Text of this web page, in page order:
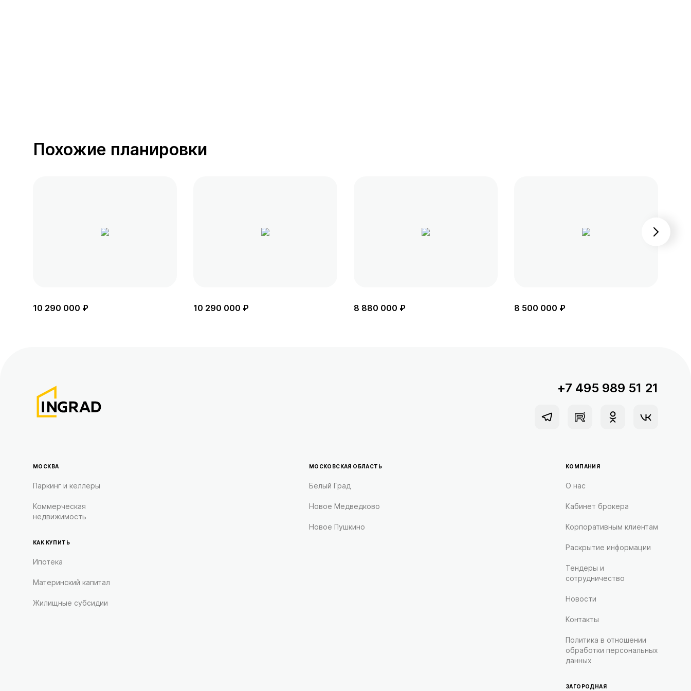
Похожие планировки
10 290 000 ₽ 10 290 000 ₽ 8 880 000 ₽ 8 500 000 ₽
+7 495 989 51 21
МОСКВА
Паркинг и келлеры
Коммерческая
недвижимость
КАК КУПИТЬ
Ипотека
Материнский капитал
Жилищные субсидии
МОСКОВСКАЯ ОБЛАСТЬ
Белый Град
Новое Медведково
Новое Пушкино
КОМПАНИЯ
О нас
Кабинет брокера
Корпоративным клиентам
Раскрытие информации
Тендеры и
сотрудничество
Новости
Контакты
Политика в отношении
обработки персональных
данных
ЗАГОРОДНАЯ